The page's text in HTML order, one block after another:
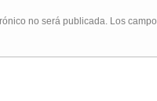
no será publicada. Los